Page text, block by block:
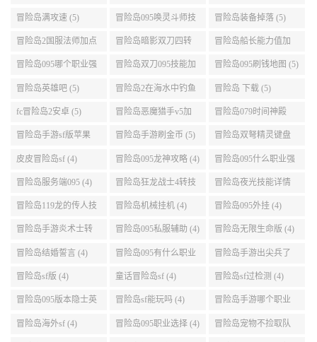
能介绍 (5)
冒险岛2国服法师加点
(5)
冒险岛暗影双刀四转
任务 (5)
冒险岛船长能力值加
点 (5)
冒险岛095哪个职业强
势 (5)
冒险岛双刀095技能加
点 (5)
冒险岛095刷钱地图 (5)
冒险岛英雄吧 (5) 冒险岛2在海水中钓鱼
(5)
冒险岛 下载 (5)
fc冒险岛2安卓 (5) 冒险岛恶魔猎手v5加
点 (5)
冒险岛079时间神殿
999任务 (5)
冒险岛手游sf版苹果
(5)
冒险岛手游刷金币 (5) 冒险岛双弩精灵键盘
设置 (5)
皮皮冒险岛sf (4) 冒险岛095龙神攻略 (4) 冒险岛095什么职业强
(4)
冒险岛服务端095 (4) 冒险岛狂龙战士4转技
能加点 (4)
冒险岛夜光技能详情
(4)
冒险岛119龙的传人技
能加点 (4)
冒险岛机械挂机 (4) 冒险岛095外挂 (4)
冒险岛手游炎术士转
职 (4)
冒险岛095私服辅助 (4) 冒险岛无限生命版 (4)
冒险岛结婚誓言 (4) 冒险岛095有什么职业
(4)
冒险岛手游出尖兵了
吗 (4)
冒险岛sf版 (4) 童话冒险岛sf (4) 冒险岛sf过检测 (4)
冒险岛095版本隐士英
雄后期玩哪个好 (4)
冒险岛sf能玩吗 (4) 冒险岛手游哪个职业
厉害 (4)
冒险岛海外sf (4) 冒险岛095职业选择 (4) 冒险岛宠物不捡取队
友的东西 (4)
冒险岛料理配方 (4) sf冒险岛里面怎么进去 冒险岛恶魔复仇者超